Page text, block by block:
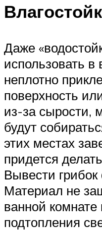
Даже
использовать
неплотно
поверхность
из-за сырости,
будут
этих местах
придется
Вывести грибок
Материал не
ванной
подтопления